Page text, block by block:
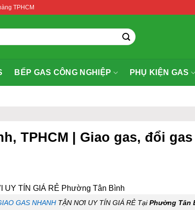
TPHCM
BẾP GAS CÔNG NGHIỆP PHỤ KIỆN GAS
TPHCM | Giao gas, đổi
GAS NHANHTẬN NƠI UY TÍN GIÁ RẺ TạiPhường Tân